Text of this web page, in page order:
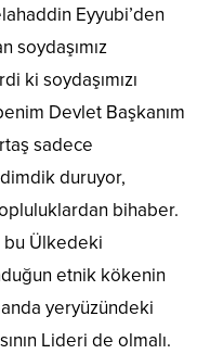
Eyyubi’den
soydaşımız
ki soydaşımızı
Devlet Başkanım
sadece
duruyor,
bihaber.
bu Ülkedeki
etnik kökenin
yeryüzündeki
Lideri de olmalı.